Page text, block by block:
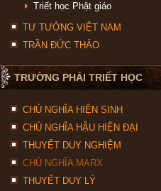
Triết học Phật giáo
TƯ TƯỞNG VIỆT NAM
TRẦN ĐỨC THẢO
TRƯỜNG PHÁI TRIẾT HỌC
CHỦ NGHĨA HIỆN SINH
CHỦ NGHĨA HẬU HIỆN ĐẠI
THUYẾT DUY NGHIỆM
CHỦ NGHĨA MARX
THUYẾT DUY LÝ